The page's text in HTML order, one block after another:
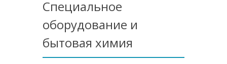
Специальное
оборудование и
бытовая химия